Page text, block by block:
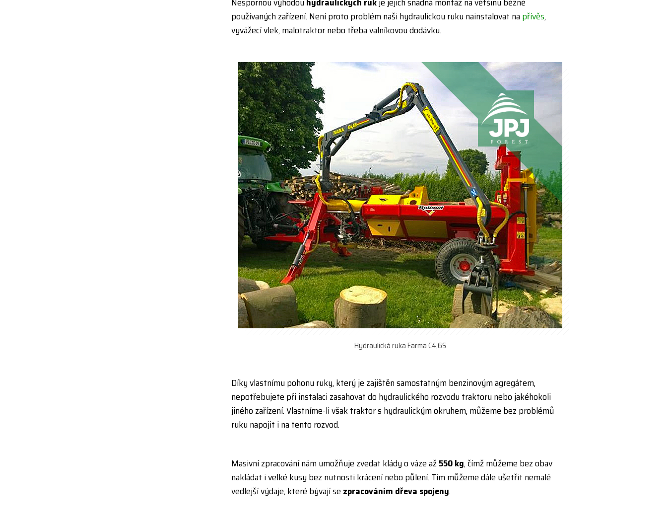
používaných zařízení. Není proto problém naši hydraulickou ruku nainstalovat napřívěs,
vyvážecí vlek, malotraktor nebo třeba valníkovou dodávku.
Hydraulická ruka Farma C4,6S
Díky vlastnímu pohonu ruky, který je zajištěn samostatným benzinovým agregátem,
nepotřebujete při instalaci zasahovat do hydraulického rozvodu traktoru nebo jakéhokoli
jiného zařízení. Vlastníme-li však traktor s hydraulickým okruhem, můžeme bez problémů
ruku napojit i na tento rozvod.
Masivní zpracování nám umožňuje zvedat klády o váze až550 kg, čímž můžeme bez obav
nakládat i velké kusy bez nutnosti krácení nebo půlení. Tím můžeme dále ušetřit nemalé
vedlejší výdaje, které bývají se zpracováním dřeva spojeny.